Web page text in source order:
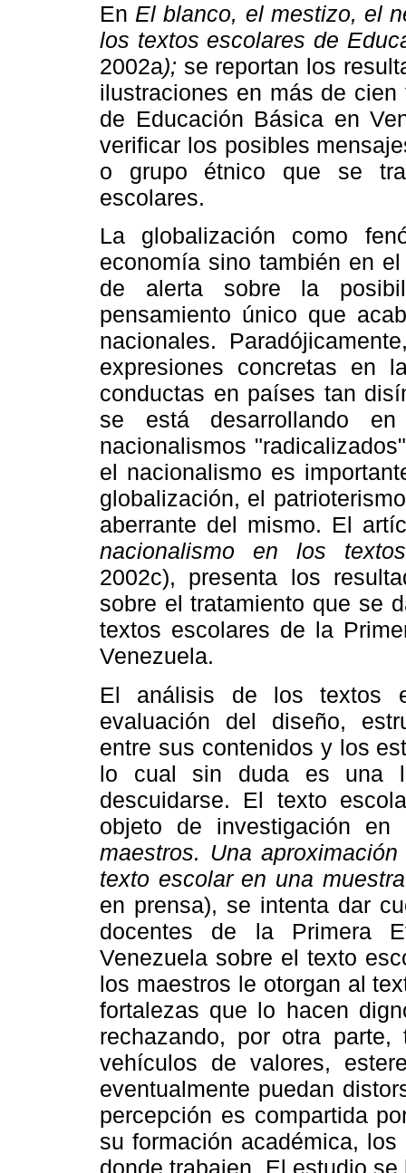
En El blanco, el mestizo, el
los textos escolares de
2002a); se reportan los
ilustraciones en más de
de Educación Básica en
verificar los posibles
o grupo étnico que se
escolares.
La globalización como
economía sino también en
de alerta sobre la
pensamiento único que
nacionales.
expresiones concretas en
conductas en países tan
se está desarrollando
nacionalismos
el nacionalismo es
globalización, el
aberrante del mismo. El
nacionalismo en los
2002c),
presenta los
sobre el tratamiento que se
textos escolares de la
Venezuela.
El análisis de los textos
evaluación del diseño,
entre sus contenidos y los
lo cual sin duda es una
descuidarse. El texto
objeto de investigación
maestros. Una
texto escolar en una
en prensa), se intenta dar
docentes de la Primera
Venezuela sobre el texto
los maestros le otorgan al
fortalezas que lo hacen
rechazando, por otra
vehículos de valores,
eventualmente puedan
percepción es compartida
su formación académica,
donde trabajen. El estudio